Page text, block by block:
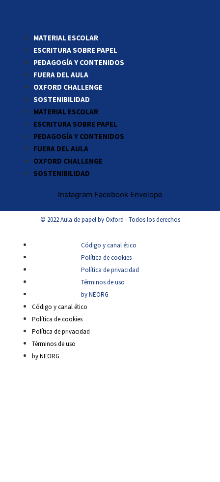
MATERIAL ESCOLAR
ESCRITURA SOBRE PAPEL
PEDAGOGÍA Y CONTENIDOS
FUERA DEL AULA
OXFORD CHALLENGE
SOSTENIBILIDAD
MATERIAL ESCOLAR
ESCRITURA SOBRE PAPEL
PEDAGOGÍA Y CONTENIDOS
FUERA DEL AULA
OXFORD CHALLENGE
SOSTENIBILIDAD
Instagram Facebook Envelope
© 2022 Aula de papel by Oxford - Todos los derechos
Código y canal ético
Política de cookies
Política de privacidad
Términos de uso
by NEORG
Código y canal ético
Política de cookies
Política de privacidad
Términos de uso
by NEORG